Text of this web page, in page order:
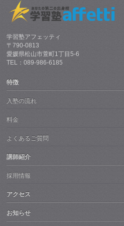
学習塾アフェッティ
〒790-0813
愛媛県松山市萱町1丁目5-6
TEL：089-986-6185
特徴
入塾の流れ
料金
よくあるご質問
講師紹介
採用情報
アクセス
お知らせ